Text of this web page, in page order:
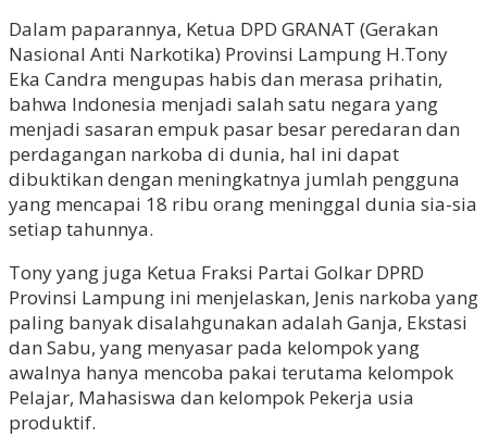
Dalam paparannya, Ketua DPD GRANAT (Gerakan
Nasional Anti Narkotika) Provinsi Lampung H.Tony
Eka Candra mengupas habis dan merasa prihatin,
bahwa Indonesia menjadi salah satu negara yang
menjadi sasaran empuk pasar besar peredaran dan
perdagangan narkoba di dunia, hal ini dapat
dibuktikan dengan meningkatnya jumlah pengguna
yang mencapai 18 ribu orang meninggal dunia sia-sia
setiap tahunnya.
Tony yang juga Ketua Fraksi Partai Golkar DPRD
Provinsi Lampung ini menjelaskan, Jenis narkoba yang
paling banyak disalahgunakan adalah Ganja, Ekstasi
dan Sabu, yang menyasar pada kelompok yang
awalnya hanya mencoba pakai terutama kelompok
Pelajar, Mahasiswa dan kelompok Pekerja usia
produktif.